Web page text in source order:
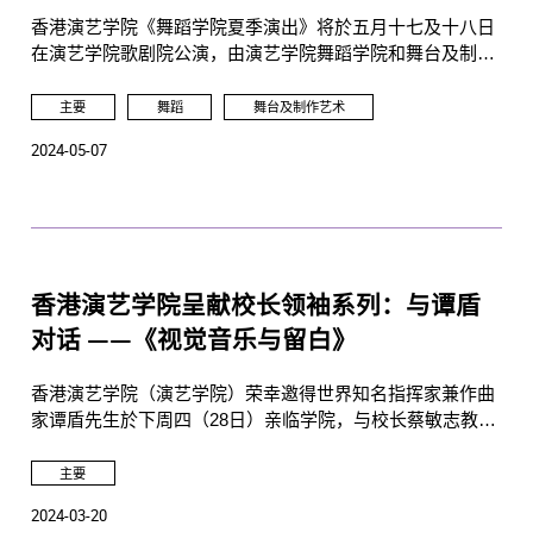
香港演艺学院《舞蹈学院夏季演出》将於五月十七及十八日
在演艺学院歌剧院公演，由演艺学院舞蹈学院和舞台及制作
舞蹈盛宴。
主要 舞蹈 舞台及制作艺术
2024-05-07
香港演艺学院呈献校长领袖系列：与谭盾
对话 ——《视觉音乐与留白》
香港演艺学院（演艺学院）荣幸邀得世界知名指挥家兼作曲
家谭盾先生於下周四（28日）亲临学院，与校长蔡敏志教授
主要
2024-03-20